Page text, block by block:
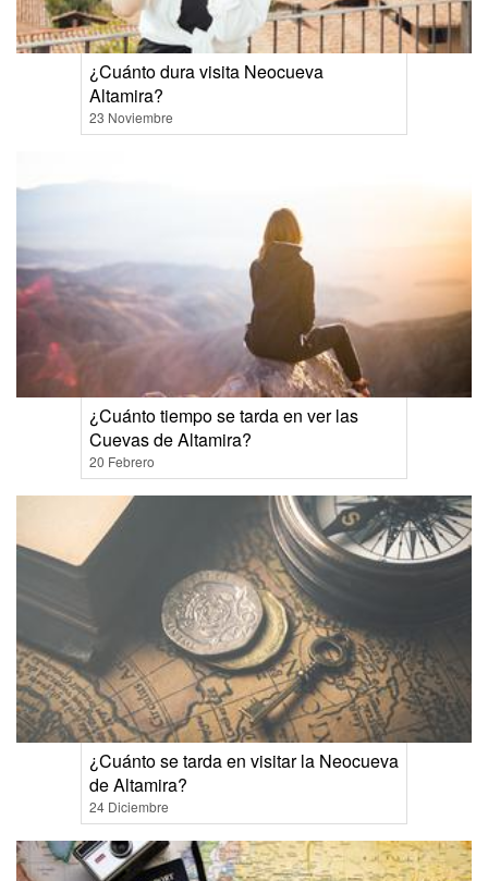
¿Cuánto dura visita Neocueva
Altamira?
23 Noviembre
¿Cuánto tiempo se tarda en ver las
Cuevas de Altamira?
20 Febrero
¿Cuánto se tarda en visitar la Neocueva
de Altamira?
24 Diciembre